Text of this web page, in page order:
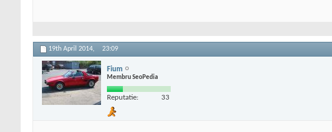
19th April 2014, 23:09
Fium
Membru SeoPedia
Reputatie: 33